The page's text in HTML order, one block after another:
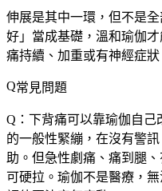
伸展是其中一環，但不是
好」當成基礎，溫和瑜伽
痛持續、加重或有神經症
常見問題
Q：下背痛可以靠瑜伽自己
的一般性緊繃，在沒有警
助。但急性劇痛、痛到腿
可硬拉。瑜伽不是醫療，